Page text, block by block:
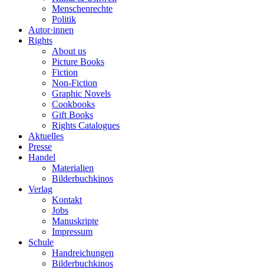
Menschenrechte
Politik
Autor·innen
Rights
About us
Picture Books
Fiction
Non-Fiction
Graphic Novels
Cookbooks
Gift Books
Rights Catalogues
Aktuelles
Presse
Handel
Materialien
Bilderbuchkinos
Verlag
Kontakt
Jobs
Manuskripte
Impressum
Schule
Handreichungen
Bilderbuchkinos